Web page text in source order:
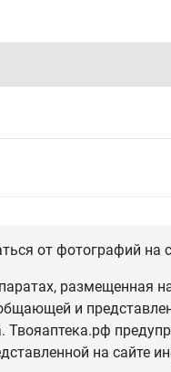
от фотографий на
размещенная
и
Твояаптека.рф
на сайте